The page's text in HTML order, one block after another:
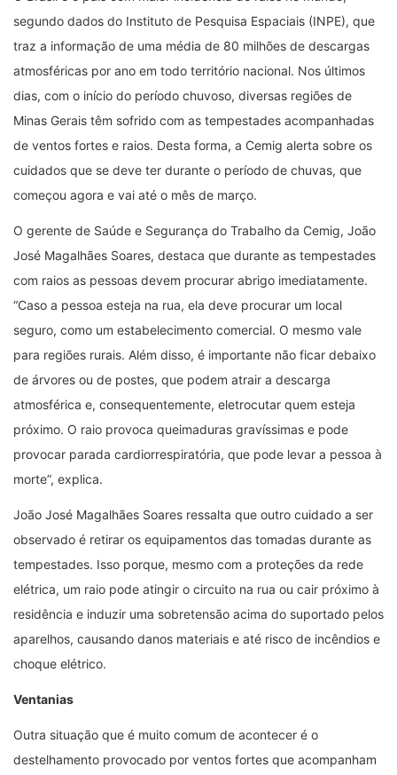
segundo dados do Instituto de Pesquisa Espaciais (INPE), que
traz a informação de uma média de 80 milhões de descargas
atmosféricas por ano em todo território nacional. Nos últimos
dias, com o início do período chuvoso, diversas regiões de
Minas Gerais têm sofrido com as tempestades acompanhadas
de ventos fortes e raios. Desta forma, a Cemig alerta sobre os
cuidados que se deve ter durante o período de chuvas, que
começou agora e vai até o mês de março.
O gerente de Saúde e Segurança do Trabalho da Cemig, João
José Magalhães Soares, destaca que durante as tempestades
com raios as pessoas devem procurar abrigo imediatamente.
“Caso a pessoa esteja na rua, ela deve procurar um local
seguro, como um estabelecimento comercial. O mesmo vale
para regiões rurais. Além disso, é importante não ficar debaixo
de árvores ou de postes, que podem atrair a descarga
atmosférica e, consequentemente, eletrocutar quem esteja
próximo. O raio provoca queimaduras gravíssimas e pode
provocar parada cardiorrespiratória, que pode levar a pessoa à
morte”, explica.
João José Magalhães Soares ressalta que outro cuidado a ser
observado é retirar os equipamentos das tomadas durante as
tempestades. Isso porque, mesmo com a proteções da rede
elétrica, um raio pode atingir o circuito na rua ou cair próximo à
residência e induzir uma sobretensão acima do suportado pelos
aparelhos, causando danos materiais e até risco de incêndios e
choque elétrico.
Ventanias
Outra situação que é muito comum de acontecer é o
destelhamento provocado por ventos fortes que acompanham